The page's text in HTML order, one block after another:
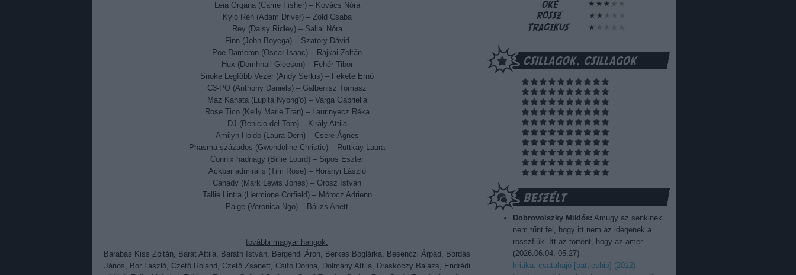
Leia Organa (Carrie Fisher) – Kovács Nóra
Kylo Ren (Adam Driver) – Zöld Csaba
Rey (Daisy Ridley) – Sallai Nóra
Finn (John Boyega) – Szatory Dávid
Poe Dameron (Oscar Isaac) – Rajkai Zoltán
Hux (Domhnall Gleeson) – Fehér Tibor
Snoke Legfőbb Vezér (Andy Serkis) – Fekete Ernő
C3-PO (Anthony Daniels) – Galbenisz Tomasz
Maz Kanata (Lupita Nyong'o) – Varga Gabriella
Rose Tico (Kelly Marie Tran) – Laurinyecz Réka
DJ (Benicio del Toro) – Király Attila
Amilyn Holdo (Laura Dern) – Csere Ágnes
Phasma százados (Gwendoline Christie) – Ruttkay Laura
Connix hadnagy (Billie Lourd) – Sipos Eszter
Ackbar admirális (Tim Rose) – Horányi László
Canady (Mark Lewis Jones) – Orosz István
Tallie Lintra (Hermione Corfield) – Mórocz Adrienn
Paige (Veronica Ngo) – Bálizs Anett
további magyar hangok:
Barabás Kiss Zoltán, Barát Attila, Baráth István, Bergendi Áron, Berkes Boglárka, Besenczi Árpád, Bordás
János, Bor László, Czető Roland, Czető Zsanett, Csifó Dorina, Dolmány Attila, Draskóczy Balázs, Endrédi
Dobrovolszky Miklós: Amúgy az senkinek
nem tűnt fel, hogy itt nem az idegenek a
rosszfiúk. Itt az történt, hogy az amer...
(2026.06.04. 05:27)
kritika: csatahajó [battleship] (2012)